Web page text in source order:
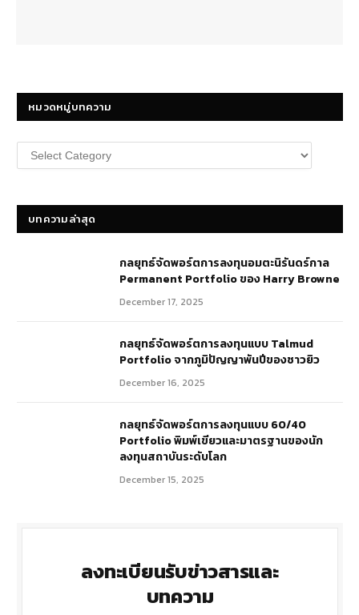
หมวดหมู่บทความ
หมวด
หมู่
บทความล่าสุด
กลยุทธ์​จัดพอร์ตการลงทุนอมตะนิรันดร์กาล
Permanent Portfolio ของ Harry Browne
December 17, 2025
กลยุทธ์จัดพอร์ตการลงทุนแบบ Talmud
Portfolio จากภูมิปัญญาพันปีของชาวยิว
December 16, 2025
กลยุทธ์จัดพอร์ตการลงทุนแบบ 60/40
Portfolio พิมพ์เขียวและมาตรฐานของนัก
ลงทุนสถาบันระดับโลก
December 15, 2025
ลงทะเบียนรับข่าวสารและ
บทความ